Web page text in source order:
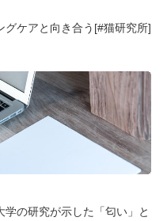
ケアと向き合う[#猫研究所]
の研究が示した「匂い」と